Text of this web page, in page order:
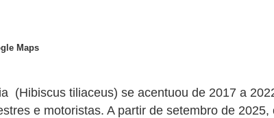
Maps
(Hibiscus tiliaceus) se acentuou de 2017 a
e motoristas. A partir de setembro de